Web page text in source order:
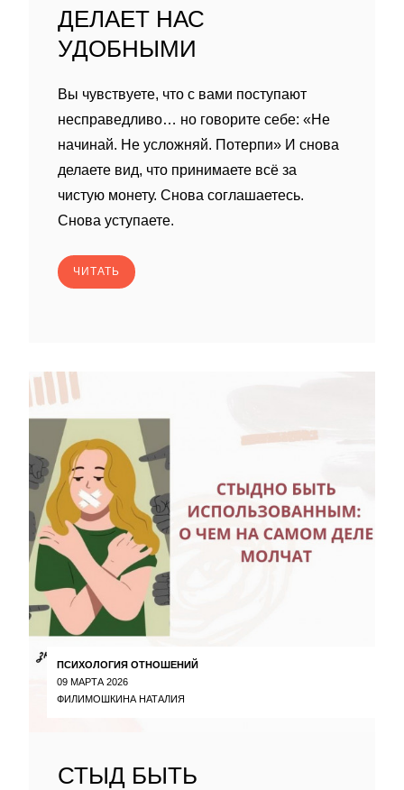
ДЕЛАЕТ НАС
УДОБНЫМИ
Вы чувствуете, что с вами поступают
несправедливо… но говорите себе: «Не
начинай. Не усложняй. Потерпи» И снова
делаете вид, что принимаете всё за
чистую монету. Снова соглашаетесь.
Снова уступаете.
ЧИТАТЬ
ПСИХОЛОГИЯ ОТНОШЕНИЙ
09 МАРТА 2026
ФИЛИМОШКИНА НАТАЛИЯ
СТЫД БЫТЬ